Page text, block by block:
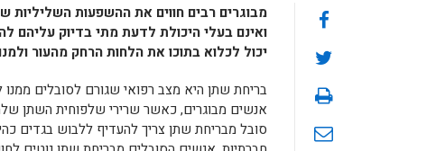
מבוגרים רבים חווים את ההשפעות
ואינם בעלי היכולת לדעת מתי בדיוק עליהם
יכול לכלוא בתוכו את הלחות הרחק מהעור
בריחת שתן היא מצב רפואי שגורם לסובלים
אנשים מבוגרים, כאשר שרירי שלפוחית השתן
סובל מבריחת שתן צריך להעדיף ללבוש בגדים